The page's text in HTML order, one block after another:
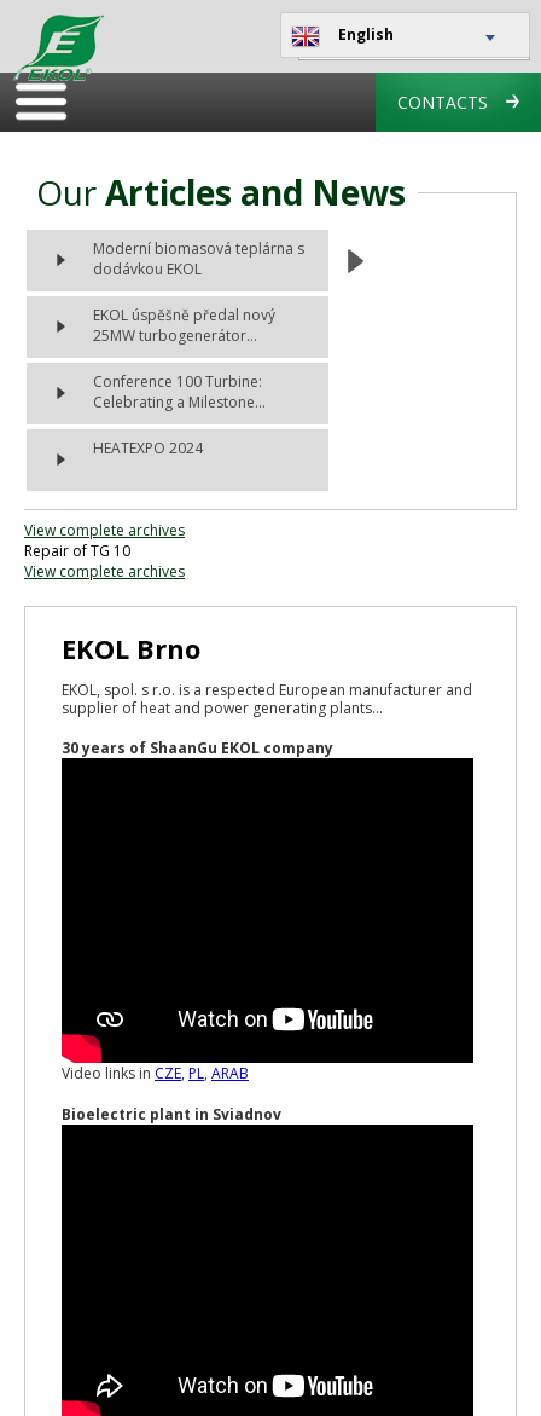
English
CONTACTS
OurArticles and News
Moderní biomasová teplárna s
dodávkou EKOL
EKOL úspěšně předal nový
25MW turbogenerátor...
Conference 100 Turbine:
Celebrating a Milestone...
HEATEXPO 2024
View complete archives
Repair of TG 10
View complete archives
EKOL Brno
EKOL, spol. s r.o. is a respected European manufacturer and
supplier of heat and power generating plants...
30 years of ShaanGu EKOL company
Video links in CZE, PL, ARAB
Bioelectric plant in Sviadnov